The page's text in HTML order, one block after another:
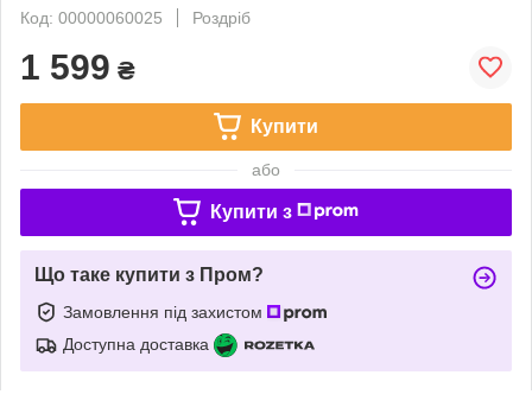
Код: 00000060025
Роздріб
1 599 ₴
Купити
або
Купити з
Що таке купити з Пром?
Замовлення під захистом
Доступна доставка